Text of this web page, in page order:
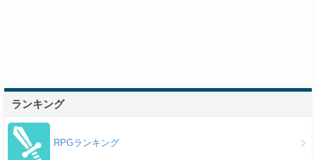
ランキング
RPGランキング